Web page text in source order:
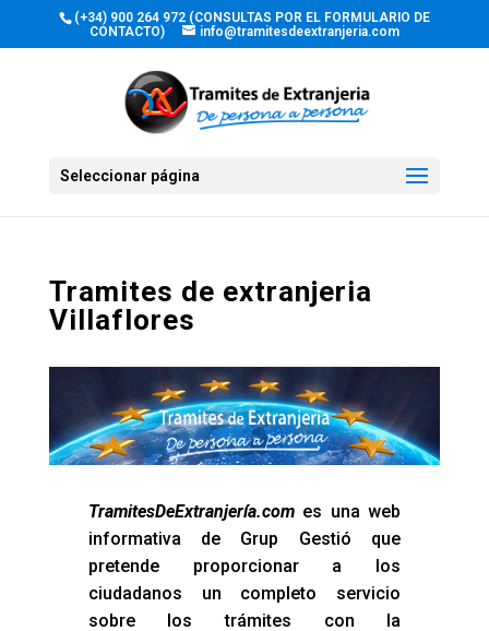
(+34) 900 264 972 (CONSULTAS POR EL FORMULARIO DE
CONTACTO)
info@tramitesdeextranjeria.com
Seleccionar página
Tramites de extranjeria
Villaflores
TramitesDeExtranjería.comes una web
informativa de Grup Gestió que
pretende proporcionar a los
ciudadanos un completo servicio
sobre los trámites con la